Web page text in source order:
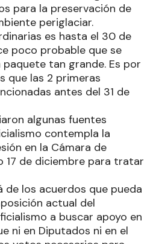
para la preservación de
periglaciar.
es hasta el 30 de
poco probable que se
tan grande. Es por
que las 2 primeras
antes del 31 de
algunas fuentes
contempla la
en la Cámara de
17 de diciembre para tratar
de los acuerdos que pueda
actual del
a buscar apoyo en
ni en Diputados ni en el